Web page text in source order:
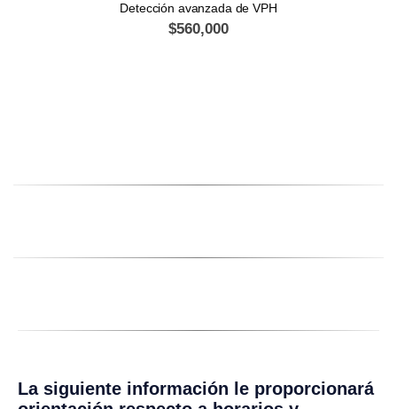
Detección avanzada de VPH
$560,000
La siguiente información le proporcionará